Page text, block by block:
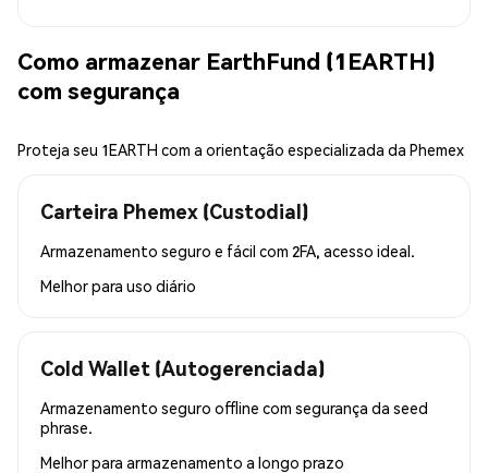
Como armazenar EarthFund (1EARTH)
com segurança
Proteja seu 1EARTH com a orientação especializada da Phemex
Carteira Phemex (Custodial)
Armazenamento seguro e fácil com 2FA, acesso ideal.
Melhor para uso diário
Cold Wallet (Autogerenciada)
Armazenamento seguro offline com segurança da seed
phrase.
Melhor para armazenamento a longo prazo